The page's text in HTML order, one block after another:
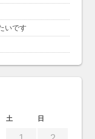
いです
土 日